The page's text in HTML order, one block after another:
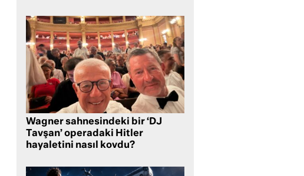
Wagner sahnesindeki bir ‘DJ
Tavşan’ operadaki Hitler
hayaletini nasıl kovdu?